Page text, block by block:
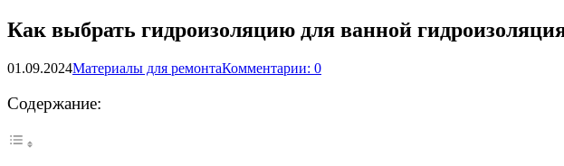
Как выбрать гидроизоляцию для ванной
01.09.2024Материалы для ремонтаКомментарии: 0
Содержание: